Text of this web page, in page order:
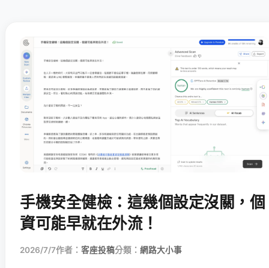
手機安全健檢：這幾個設定沒關，個
資可能早就在外流！
2026/7/7作者： 客座投稿分類： 網路大小事